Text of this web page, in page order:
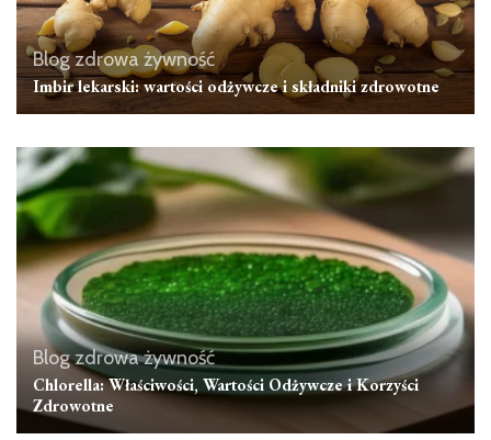
Blog zdrowa żywność
Imbir lekarski: wartości odżywcze i składniki zdrowotne
Blog zdrowa żywność
Chlorella: Właściwości, Wartości Odżywcze i Korzyści
Zdrowotne